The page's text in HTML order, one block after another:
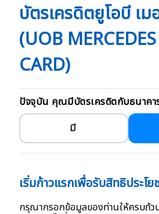
บัตรเครดิตยูโอบี เม
(UOB
CARD)
ปัจจุบัน คุณมีบัตรเครดิตกับธนาคา
มี
เริ่มก้าวแรกเพื่อรับสิทธิประโ
กรุณากรอกข้อมูลของท่านให้ครบถ้ว